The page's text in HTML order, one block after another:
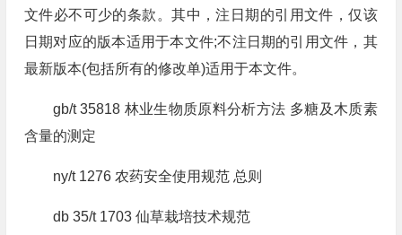
文件必不可少的条款。其中，注日期的引用文件，仅该
日期对应的版本适用于本文件;不注日期的引用文件，其
最新版本(包括所有的修改单)适用于本文件。
gb/t 35818 林业生物质原料分析方法 多糖及木质素
含量的测定
ny/t 1276 农药安全使用规范 总则
db 35/t 1703 仙草栽培技术规范